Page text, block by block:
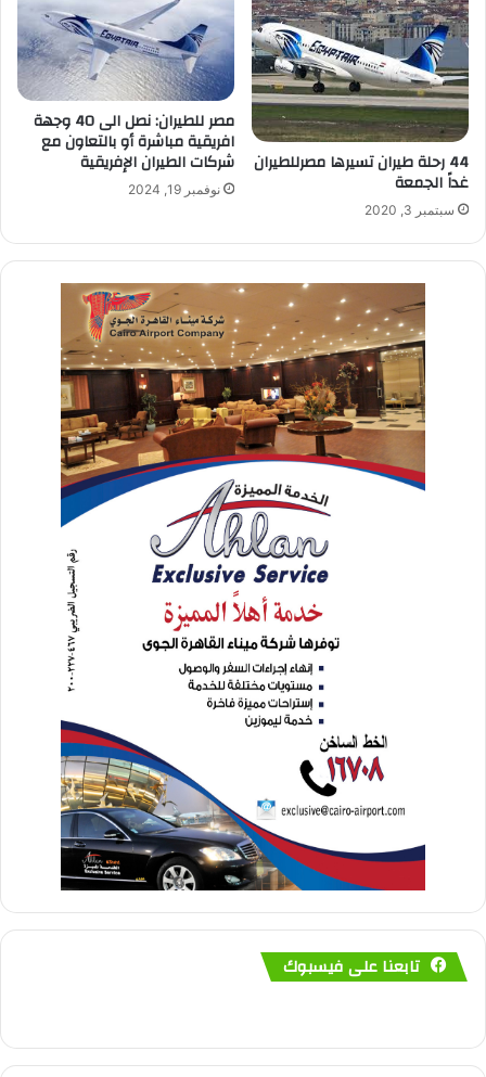
44 رحلة طيران تسيرها مصرللطيران
غداً الجمعة
سبتمبر 3, 2020
مصر للطيران: نصل الى 40 وجهة
افريقية مباشرة أو بالتعاون مع
شركات الطيران الإفريقية
نوفمبر 19, 2024
تابعنا على فيسبوك